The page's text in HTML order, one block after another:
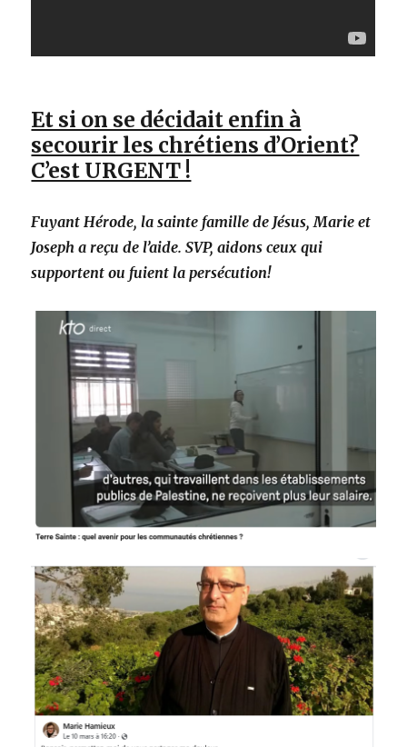
Et si on se décidait enfin à
secourir les chrétiens d’Orient?
C’est URGENT !
Fuyant Hérode, la sainte famille de Jésus, Marie et
Joseph a reçu de l’aide. SVP, aidons ceux qui
supportent ou fuient la persécution!